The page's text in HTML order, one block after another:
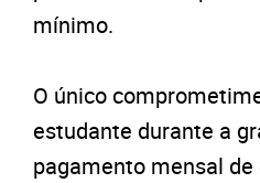
mínimo.
O único
estudante durante a
pagamento mensal de